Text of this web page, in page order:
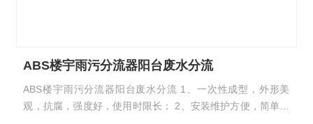
ABS楼宇雨污分流器阳台废水分流
ABS楼宇雨污分流器阳台废水分流 1、一次性成型，外形美
观，抗腐，强度好，使用时限长； 2、安装维护方便，简单，